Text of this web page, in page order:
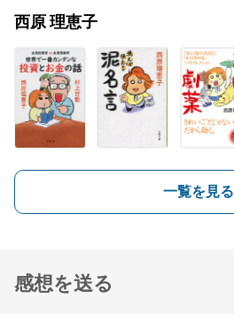
西原 理恵子
一覧を見る
感想を送る